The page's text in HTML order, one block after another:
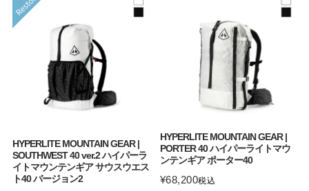
HYPERLITE MOUNTAIN GEAR |
SOUTHWEST 40 ver.2 ハイパーラ
イトマウンテンギア サウスウエス
ト40 バージョン2
HYPERLITE MOUNTAIN GEAR |
PORTER 40 ハイパーライトマウ
ンテンギア ポーター40
¥68,200税込